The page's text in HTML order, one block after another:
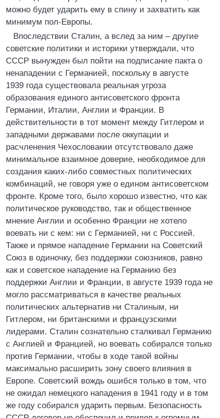
можно будет ударить ему в спину и захватить как
минимум пол-Европы.
Впоследствии Сталин, а вслед за ним – другие
советские политики и историки утверждали, что
СССР вынужден был пойти на подписание пакта о
ненападении с Германией, поскольку в августе
1939 года существовала реальная угроза
образования единого антисоветского фронта
Германии, Италии, Англии и Франции. В
действительности в тот момент между Гитлером и
западными державами после оккупации и
расчленения Чехословакии отсутствовало даже
минимальное взаимное доверие, необходимое для
создания каких-либо совместных политических
комбинаций, не говоря уже о едином антисоветском
фронте. Кроме того, было хорошо известно, что как
политическое руководство, так и общественное
мнение Англии и особенно Франции не хотело
воевать ни с кем: ни с Германией, ни с Россией.
Также и прямое нападение Германии на Советский
Союз в одиночку, без поддержки союзников, равно
как и советское нападение на Германию без
поддержки Англии и Франции, в августе 1939 года не
могло рассматриваться в качестве реальных
политических альтернатив ни Сталиным, ни
Гитлером, ни британскими и французскими
лидерами. Сталин сознательно сталкивал Германию
с Англией и Францией, но воевать собирался только
против Германии, чтобы в ходе такой войны
максимально расширить зону своего влияния в
Европе. Советский вождь ошибся только в том, что
не ожидал немецкого нападения в 1941 году и в том
же году собирался ударить первым. Безопасность